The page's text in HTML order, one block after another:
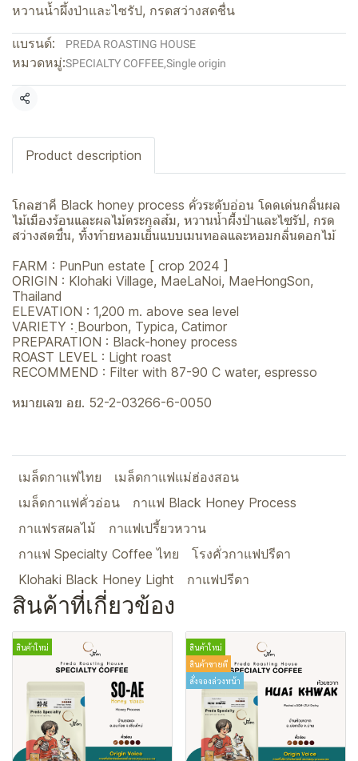
หวานน้ำผึ้งป่าและไซรัป, กรดสว่างสดชื่น
แบรนด์: PREDA ROASTING HOUSE
หมวดหมู่:SPECIALTY COFFEE,Single origin
แชร์
Product description
โกลฮาคี Black honey process คั่วระดับอ่อน โดดเด่นกลิ่นผล
ไม้เมืองร้อนและผลไม้ตระกูลส้ม, หวานน้ำผึ้งป่าและไซรัป, กรด
สว่างสดชื่น, ทิ้งท้ายหอมเย็นแบบเมนทอลและหอมกลิ่นดอกไม้
FARM : PunPun estate [ crop 2024 ]
ORIGIN : Klohaki Village, MaeLaNoi, MaeHongSon,
Thailand
ELEVATION : 1,200 m. above sea level
VARIETY : ฺBourbon, Typica, Catimor
PREPARATION : Black-honey process
ROAST LEVEL : Light roast
RECOMMEND : Filter with 87-90 C water, espresso
หมายเลข อย. 52-2-03266-6-0050
เมล็ดกาแฟไทย
เมล็ดกาแฟแม่ฮ่องสอน
เมล็ดกาแฟคั่วอ่อน
กาแฟ Black Honey Process
กาแฟรสผลไม้
กาแฟเปรี้ยวหวาน
กาแฟ Specialty Coffee ไทย
โรงคั่วกาแฟปรีดา
Klohaki Black Honey Light
กาแฟปรีดา
สินค้าที่เกี่ยวข้อง
สินค้าใหม่
สินค้าใหม่
สินค้าขายดี
สั่งจองล่วงหน้า